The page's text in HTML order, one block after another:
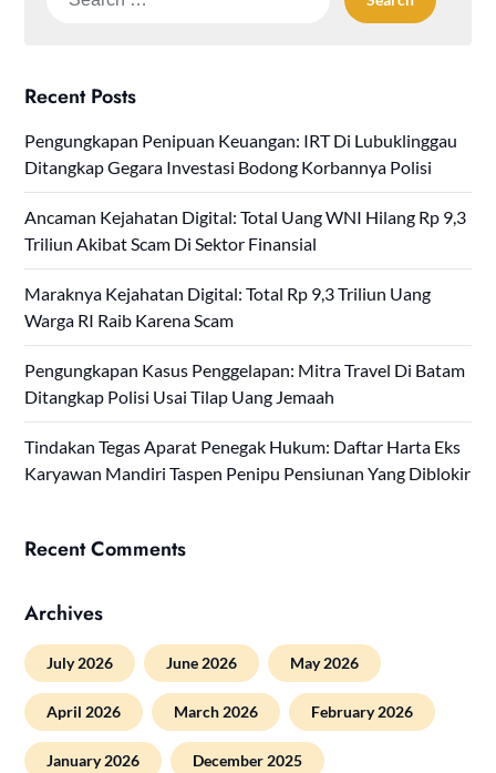
Recent Posts
Pengungkapan Penipuan Keuangan: IRT Di Lubuklinggau
Ditangkap Gegara Investasi Bodong Korbannya Polisi
Ancaman Kejahatan Digital: Total Uang WNI Hilang Rp 9,3
Triliun Akibat Scam Di Sektor Finansial
Maraknya Kejahatan Digital: Total Rp 9,3 Triliun Uang
Warga RI Raib Karena Scam
Pengungkapan Kasus Penggelapan: Mitra Travel Di Batam
Ditangkap Polisi Usai Tilap Uang Jemaah
Tindakan Tegas Aparat Penegak Hukum: Daftar Harta Eks
Karyawan Mandiri Taspen Penipu Pensiunan Yang Diblokir
Recent Comments
Archives
July 2026 June 2026 May 2026
April 2026 March 2026 February 2026
January 2026 December 2025